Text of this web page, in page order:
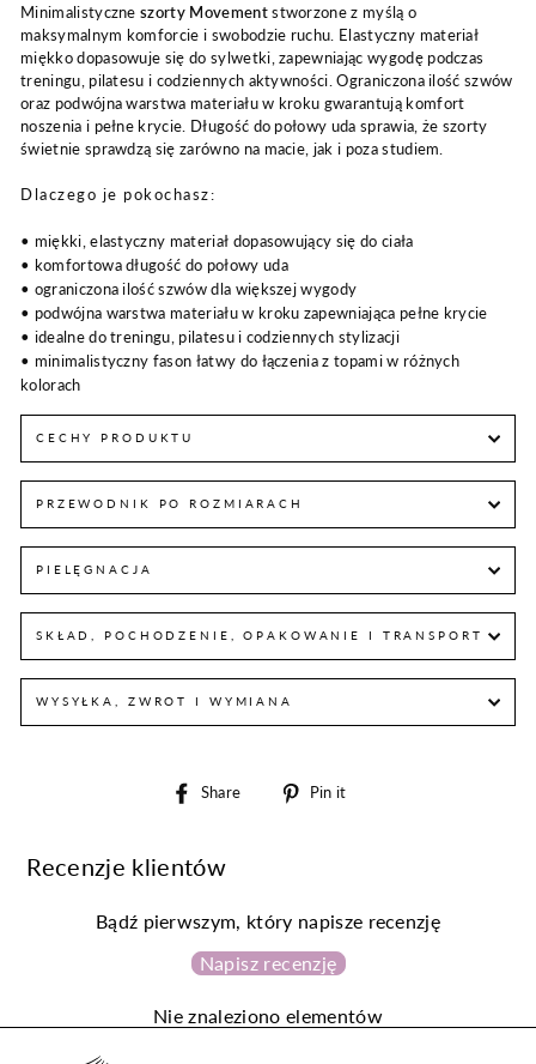
Minimalistyczneszorty Movementstworzone z myślą o
maksymalnym komforcie i swobodzie ruchu. Elastyczny materiał
miękko dopasowuje się do sylwetki, zapewniając wygodę podczas
treningu, pilatesu i codziennych aktywności. Ograniczona ilość szwów
oraz podwójna warstwa materiału w kroku gwarantują komfort
noszenia i pełne krycie. Długość do połowy uda sprawia, że szorty
świetnie sprawdzą się zarówno na macie, jak i poza studiem.
Dlaczego je pokochasz:
• miękki, elastyczny materiał dopasowujący się do ciała
• komfortowa długość do połowy uda
• ograniczona ilość szwów dla większej wygody
• podwójna warstwa materiału w kroku zapewniająca pełne krycie
• idealne do treningu, pilatesu i codziennych stylizacji
• minimalistyczny fason łatwy do łączenia z topami w różnych
kolorach
CECHY PRODUKTU
PRZEWODNIK PO ROZMIARACH
PIELĘGNACJA
SKŁAD, POCHODZENIE, OPAKOWANIE I TRANSPORT
WYSYŁKA, ZWROT I WYMIANA
Share
Share
Pin it
Recenzje klientów
Bądź pierwszym, który napisze recenzję
Napisz recenzję
Nie znaleziono elementów